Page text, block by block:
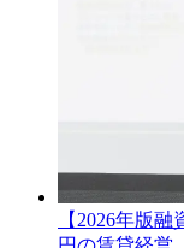
【2026年版